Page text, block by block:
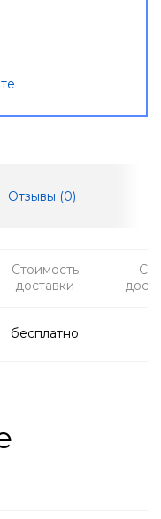
Отзывы (0)
Стоимость
доставки
бесплатно